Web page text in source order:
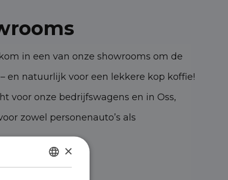
in een van onze showrooms om de
en natuurlijk voor een lekkere kop koffie!
voor onze bedrijfswagens en in Oss,
zowel personenauto’s als
KK Oss
DUTCH
×